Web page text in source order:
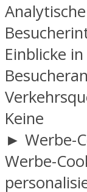
Einblicke
Keine
► Werbe-
Werbe-